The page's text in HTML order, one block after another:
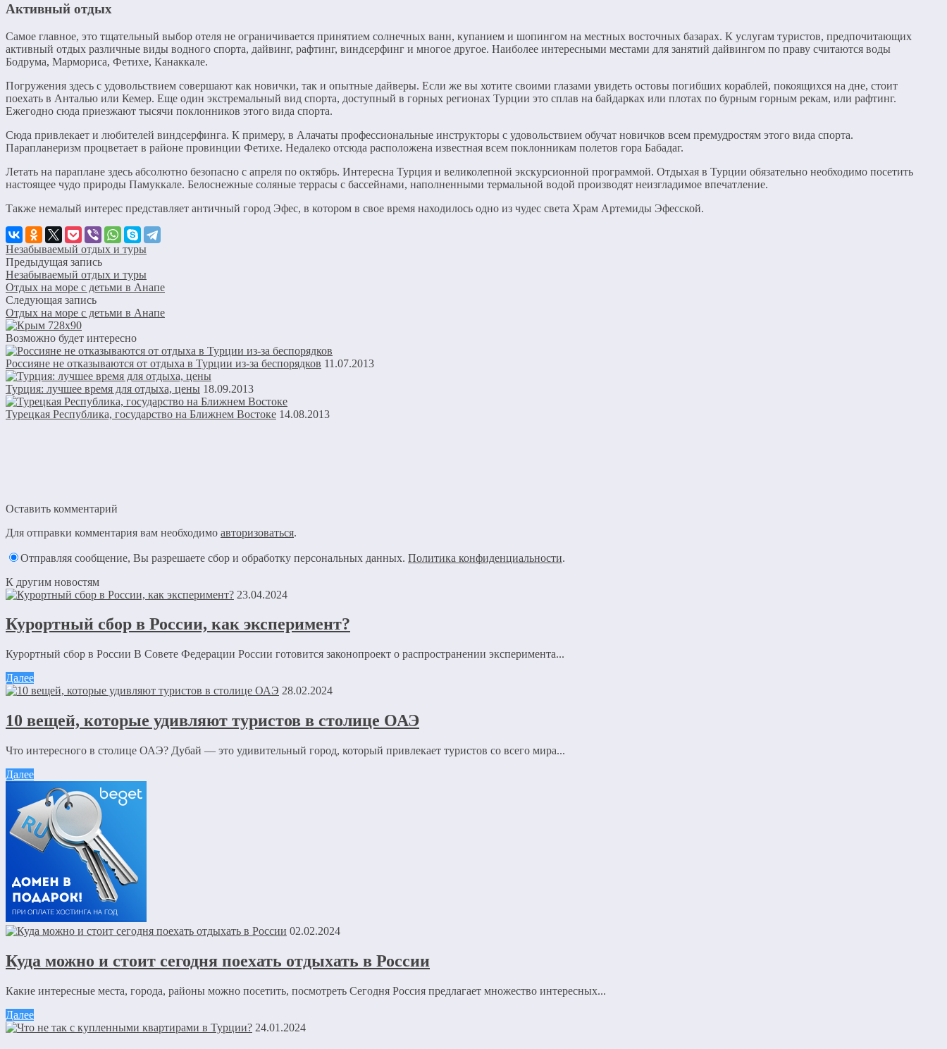
Активный отдых
Самое главное, это тщательный выбор отеля не ограничивается принятием солнечных ванн, купанием и шопингом на местных восточных базарах. К услугам туристов, предпочитающих
активный отдых различные виды водного спорта, дайвинг, рафтинг, виндсерфинг и многое другое. Наиболее интересными местами для занятий дайвингом по праву считаются воды
Бодрума, Мармориса, Фетихе, Канаккале.
Погружения здесь с удовольствием совершают как новички, так и опытные дайверы. Если же вы хотите своими глазами увидеть остовы погибших кораблей, покоящихся на дне, стоит
поехать в Анталью или Кемер. Еще один экстремальный вид спорта, доступный в горных регионах Турции это сплав на байдарках или плотах по бурным горным рекам, или рафтинг.
Ежегодно сюда приезжают тысячи поклонников этого вида спорта.
Сюда привлекает и любителей виндсерфинга. К примеру, в Алачаты профессиональные инструкторы с удовольствием обучат новичков всем премудростям этого вида спорта.
Парапланеризм процветает в районе провинции Фетихе. Недалеко отсюда расположена известная всем поклонникам полетов гора Бабадаг.
Летать на параплане здесь абсолютно безопасно с апреля по октябрь. Интересна Турция и великолепной экскурсионной программой. Отдыхая в Турции обязательно необходимо посетить
настоящее чудо природы Памуккале. Белоснежные соляные террасы с бассейнами, наполненными термальной водой производят неизгладимое впечатление.
Также немалый интерес представляет античный город Эфес, в котором в свое время находилось одно из чудес света Храм Артемиды Эфесской.
Незабываемый отдых и туры
Предыдущая запись
Незабываемый отдых и туры
Отдых на море с детьми в Анапе
Следующая запись
Отдых на море с детьми в Анапе
Возможно будет интересно
Россияне не отказываются от отдыха в Турции из-за беспорядков 11.07.2013
Турция: лучшее время для отдыха, цены 18.09.2013
Турецкая Республика, государство на Ближнем Востоке 14.08.2013
Оставить комментарий
Для отправки комментария вам необходимо авторизоваться.
Отправляя сообщение, Вы разрешаете сбор и обработку персональных данных. Политика конфиденциальности.
К другим новостям
23.04.2024
Курортный сбор в России, как эксперимент?
Курортный сбор в России В Совете Федерации России готовится законопроект о распространении эксперимента...
Далее
28.02.2024
10 вещей, которые удивляют туристов в столице ОАЭ
Что интересного в столице ОАЭ? Дубай — это удивительный город, который привлекает туристов со всего мира...
Далее
02.02.2024
Куда можно и стоит сегодня поехать отдыхать в России
Какие интересные места, города, районы можно посетить, посмотреть Сегодня Россия предлагает множество интересных...
Далее
24.01.2024